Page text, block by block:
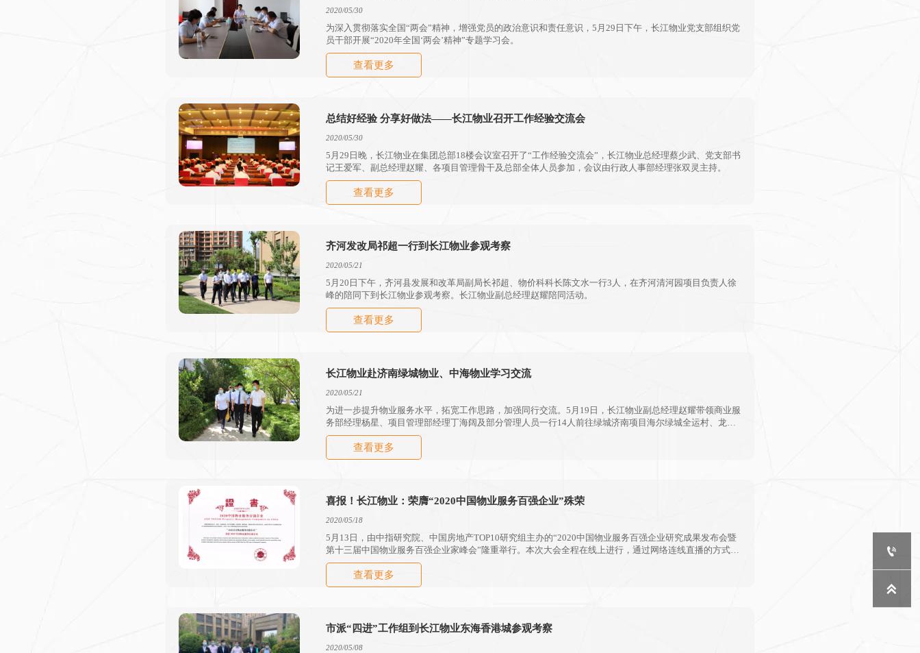
2020/05/30
为深入贯彻落实全国“两会”精神，增强党员的政治意识和责任意识，5月29日下午，长江物业党支部组织党
员干部开展“2020年全国‘两会’精神”专题学习会。
查看更多
总结好经验 分享好做法——长江物业召开工作经验交流会
2020/05/30
5月29日晚，长江物业在集团总部18楼会议室召开了“工作经验交流会”，长江物业总经理蔡少武、党支部书
记王爱军、副总经理赵耀、各项目管理骨干及总部全体人员参加，会议由行政人事部经理张双灵主持。
查看更多
齐河发改局祁超一行到长江物业参观考察
2020/05/21
5月20日下午，齐河县发展和改革局副局长祁超、物价科科长陈文水一行3人，在齐河清河园项目负责人徐
峰的陪同下到长江物业参观考察。长江物业副总经理赵耀陪同活动。
查看更多
长江物业赴济南绿城物业、中海物业学习交流
2020/05/21
为进一步提升物业服务水平，拓宽工作思路，加强同行交流。5月19日，长江物业副总经理赵耀带领商业服
务部经理杨星、项目管理部经理丁海阔及部分管理人员一行14人前往绿城济南项目海尔绿城全运村、龙山
希思庄园和中海物业项目中海国际社区铂宫别墅进行学习交流。
查看更多
喜报！长江物业：荣膺“2020中国物业服务百强企业”殊荣
2020/05/18
5月13日，由中指研究院、中国房地产TOP10研究组主办的“2020中国物业服务百强企业研究成果发布会暨
第十三届中国物业服务百强企业家峰会”隆重举行。本次大会全程在线上进行，通过网络连线直播的方式，
众多行业专家、优秀企业负责人、知名媒体等参与，深入的探讨总结优秀企业的服务理念和经营模式，并
发布了2020中国物业百强企业研究成果。
查看更多
市派“四进”工作组到长江物业东海香港城参观考察
2020/05/08

